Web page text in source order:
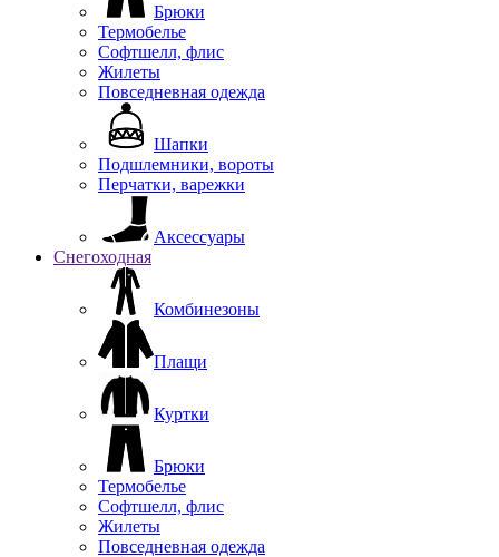
Брюки
Термобелье
Софтшелл, флис
Жилеты
Повседневная одежда
Шапки
Подшлемники, вороты
Перчатки, варежки
Аксессуары
Снегоходная
Комбинезоны
Плащи
Куртки
Брюки
Термобелье
Софтшелл, флис
Жилеты
Повседневная одежда